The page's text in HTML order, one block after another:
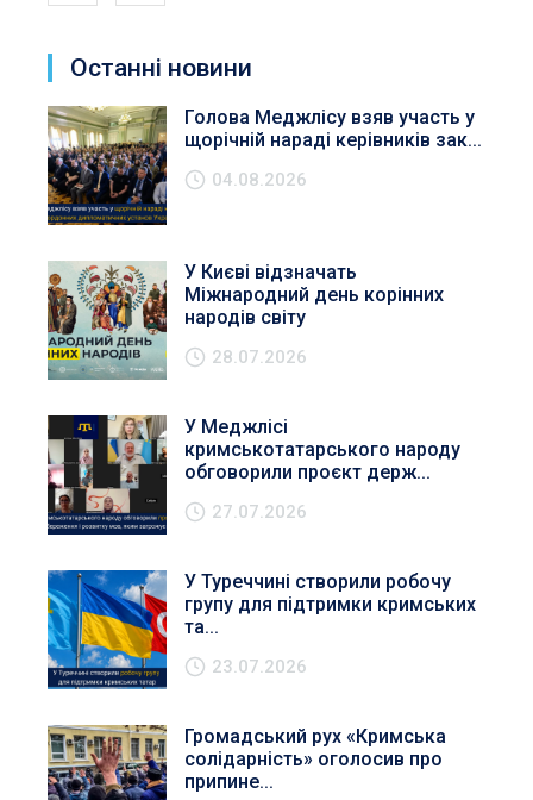
Останні новини
Голова Меджлісу взяв участь у
щорічній нараді керівників зак...
04.08.2026
У Києві відзначать
Міжнародний день корінних
народів світу
28.07.2026
У Меджлісі
кримськотатарського народу
обговорили проєкт держ...
27.07.2026
У Туреччині створили робочу
групу для підтримки кримських
та...
23.07.2026
Громадський рух «Кримська
солідарність» оголосив про
припине...